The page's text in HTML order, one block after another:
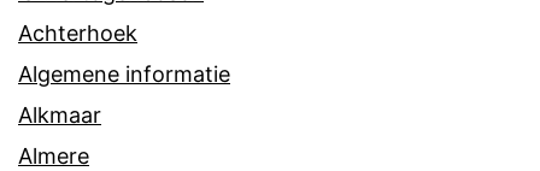
Achterhoek
Algemene informatie
Alkmaar
Almere